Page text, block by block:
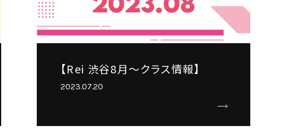
【Rei 渋谷8月～クラス情報】
2023.07.20